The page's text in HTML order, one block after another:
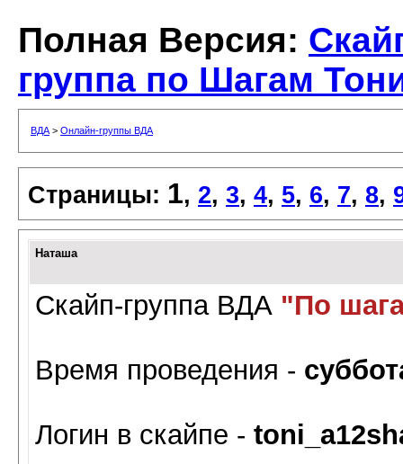
Полная Версия:
группа по Шагам
ВДА > Онлайн-группы ВДА
Страницы: 1, 2, 3, 4, 5, 6, 7, 8,
Наташа
Скайп-группа ВДА "По
Время проведения -
Логин в скайпе -